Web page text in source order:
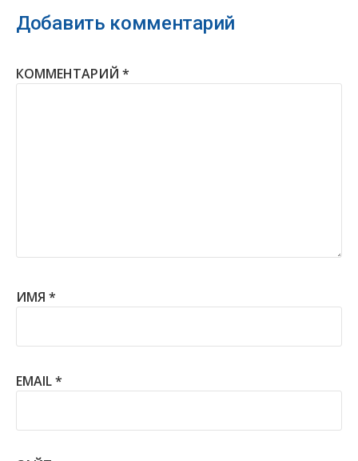
Добавить комментарий
КОММЕНТАРИЙ *
ИМЯ *
EMAIL*